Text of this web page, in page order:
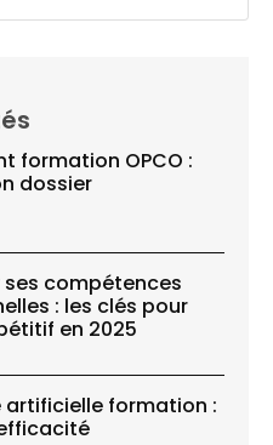
formation OPCO :
dossier
ses compétences
: les clés pour
en 2025
artificielle formation :